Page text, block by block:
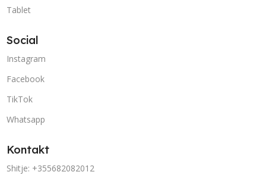
Tablet
Social
Instagram
Facebook
TikTok
Whatsapp
Kontakt
Shitje: +355682082012